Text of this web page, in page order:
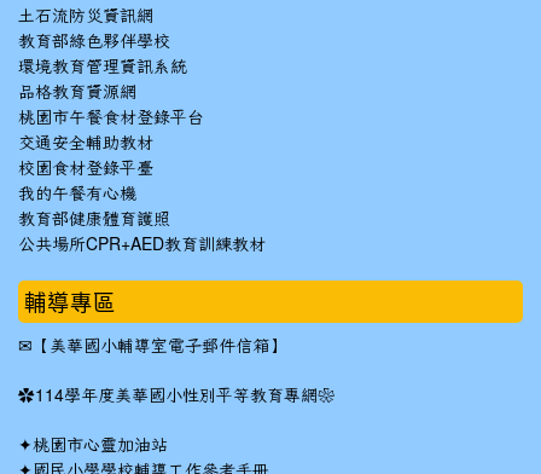
土石流防災資訊網
教育部綠色夥伴學校
環境教育管理資訊系統
品格教育資源網
桃園市午餐食材登錄平台
交通安全輔助教材
校園食材登錄平臺
我的午餐有心機
教育部健康體育護照
公共場所CPR+AED教育訓練教材
輔導專區
✉ 【美華國小輔導室電子郵件信箱】
✿114學年度美華國小性別平等教育專網❀
✦桃園市心靈加油站
✦ 國民小學學校輔導工作參考手冊